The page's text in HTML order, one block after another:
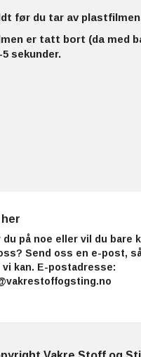
før du tar av
er tatt bort (da med
sekunder.
du på noe eller vil du bare
Send oss en e-post,
vi kan. E-postadresse: